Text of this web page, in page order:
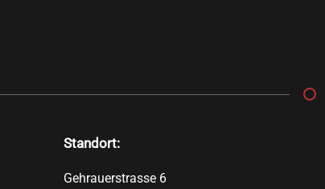
Standort:
Gehrauerstrasse 6